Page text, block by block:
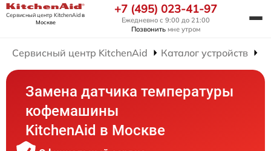
Сервисный центр KitchenAidв
Москве
+7 (495) 023-41-97
Ежедневно с 9:00 до 21:00
Позвонить мне утром
Сервисный центр KitchenAid Каталог устройств
Замена датчика температуры
кофемашины
KitchenAid в Москве